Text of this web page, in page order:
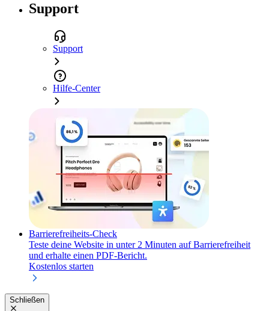
Support
Support
Hilfe-Center
Barrierefreiheits-Check
Teste deine Website in unter 2 Minuten auf Barrierefreiheit
und erhalte einen PDF-Bericht.
Kostenlos starten
Schließen